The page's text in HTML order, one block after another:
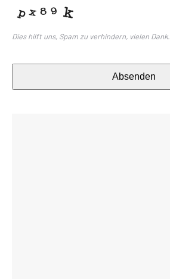
Dies hilft uns, Spam zu verhindern, vielen Dank.
Absenden